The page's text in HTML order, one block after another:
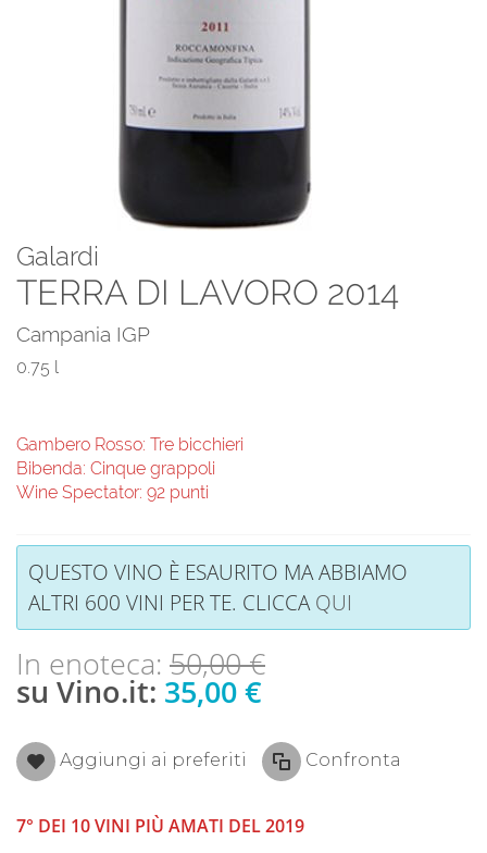
Galardi
TERRA DI LAVORO 2014
Campania IGP
0.75 l
Gambero Rosso: Tre bicchieri
Bibenda: Cinque grappoli
Wine Spectator: 92 punti
QUESTO VINO È ESAURITO MA ABBIAMO
ALTRI 600 VINI PER TE. CLICCAQUI
In enoteca: 50,00 €
su Vino.it: 35,00 €
Aggiungi ai preferiti Confronta
7° DEI 10 VINI PIÙ AMATI DEL 2019